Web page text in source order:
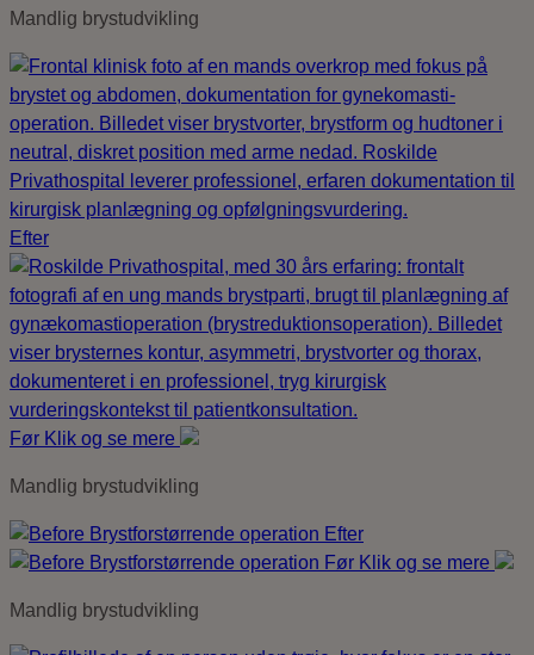
Mandlig brystudvikling
Efter
Før Klik og se mere
Mandlig brystudvikling
Efter
Før Klik og se mere
Mandlig brystudvikling